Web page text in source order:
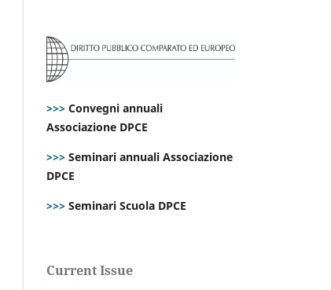
>>> Convegni annuali
Associazione DPCE
>>> Seminari annuali Associazione
DPCE
>>> Seminari Scuola DPCE
Current Issue